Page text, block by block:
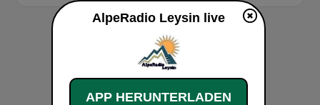
AlpeRadio Leysin live
APP HERUNTERLADEN